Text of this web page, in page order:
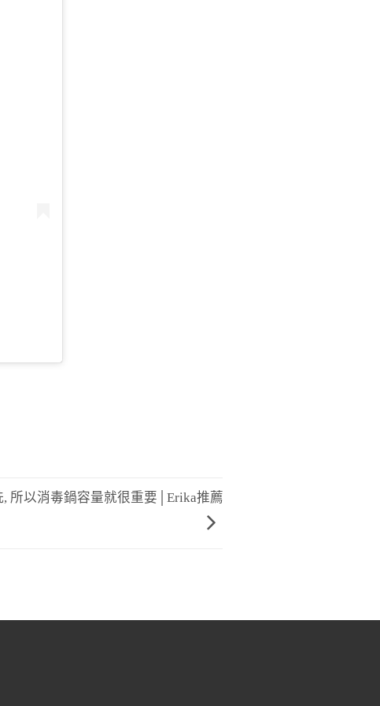
所以消毒鍋容量就很重要│Erika推薦